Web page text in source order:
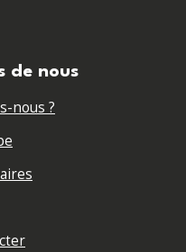
de nous
nous ?